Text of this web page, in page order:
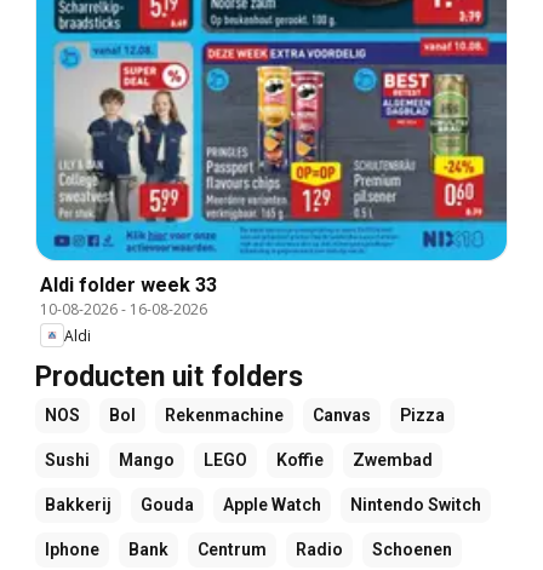
Aldi folder week 33
10-08-2026- 16-08-2026
Aldi
Producten uit folders
NOS Bol Rekenmachine Canvas Pizza
Sushi Mango LEGO Koffie Zwembad
Bakkerij Gouda Apple Watch Nintendo Switch
Iphone Bank Centrum Radio Schoenen